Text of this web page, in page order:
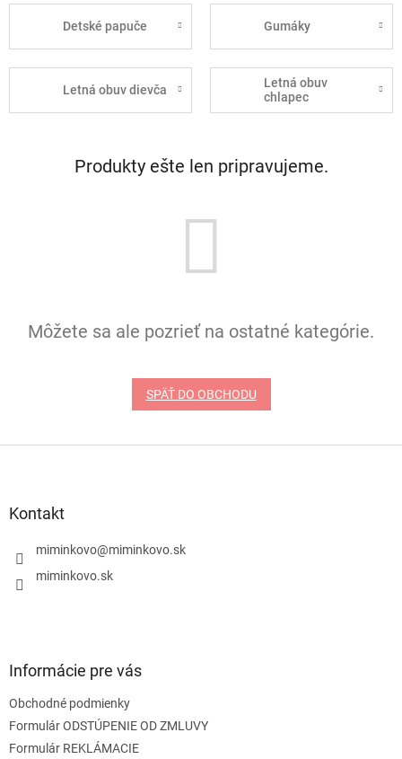
Detské papuče Gumáky
Letná obuv dievča
Letná obuv
chlapec
Produkty ešte len pripravujeme.
Môžete sa ale pozrieť na ostatné kategórie.
SPÄŤ DO OBCHODU
Kontakt
miminkovo@miminkovo.sk
miminkovo.sk
Informácie pre vás
Obchodné podmienky
Formulár ODSTÚPENIE OD ZMLUVY
Formulár REKLÁMACIE